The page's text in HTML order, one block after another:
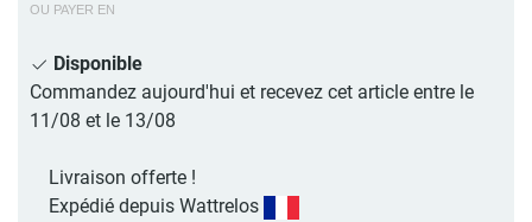
OU PAYER EN
Disponible
Commandez aujourd'hui et recevez cet article entre le
11/08 et le 13/08
Livraison offerte !
Expédié depuis Wattrelos